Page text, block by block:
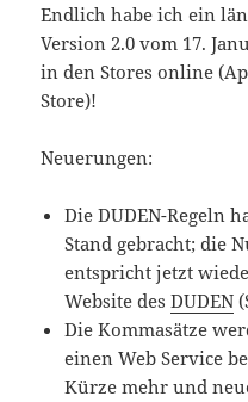
Endlich habe ich ein
Version 2.0 vom 17.
in den Stores online
Store)!
Neuerungen:
Die DUDEN-Regeln
Stand gebracht; die
entspricht jetzt
Website desDUDEN
Die Kommasätze
einen Web Service
Kürze mehr und